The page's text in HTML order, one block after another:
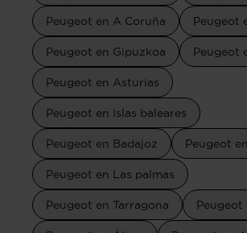
Peugeot en A Coruña Peugeot
Peugeot en Gipuzkoa Peugeot
Peugeot en Asturias
Peugeot en Islas baleares
Peugeot en Badajoz Peugeot
Peugeot en Las palmas
Peugeot en Tarragona Peugeot